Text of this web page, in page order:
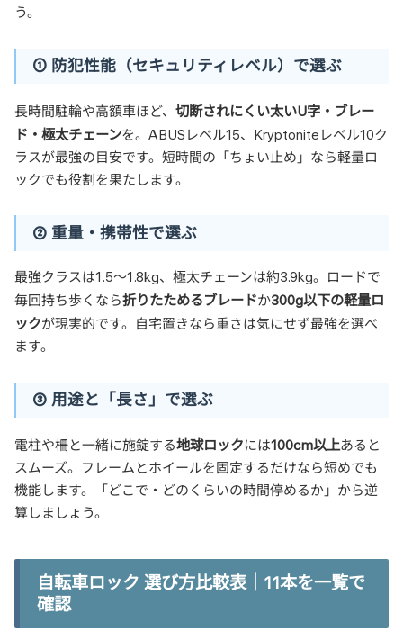
う。
① 防犯性能（セキュリティレベル）で選ぶ
長時間駐輪や高額車ほど、 切断されにくい太いU字・ブレー
ド・極太チェーンを。ABUSレベル15、Kryptoniteレベル10ク
ラスが最強の目安です。短時間の「ちょい止め」なら軽量ロ
ックでも役割を果たします。
② 重量・携帯性で選ぶ
最強クラスは1.5〜1.8kg、極太チェーンは約3.9kg。ロードで
毎回持ち歩くなら折りたためるブレードか300g以下の軽量ロ
ックが現実的です。自宅置きなら重さは気にせず最強を選べ
ます。
③ 用途と「長さ」で選ぶ
電柱や柵と一緒に施錠する地球ロックには100cm以上あると
スムーズ。フレームとホイールを固定するだけなら短めでも
機能します。「どこで・どのくらいの時間停めるか」から逆
算しましょう。
自転車ロック 選び方比較表｜11本を一覧で
確認